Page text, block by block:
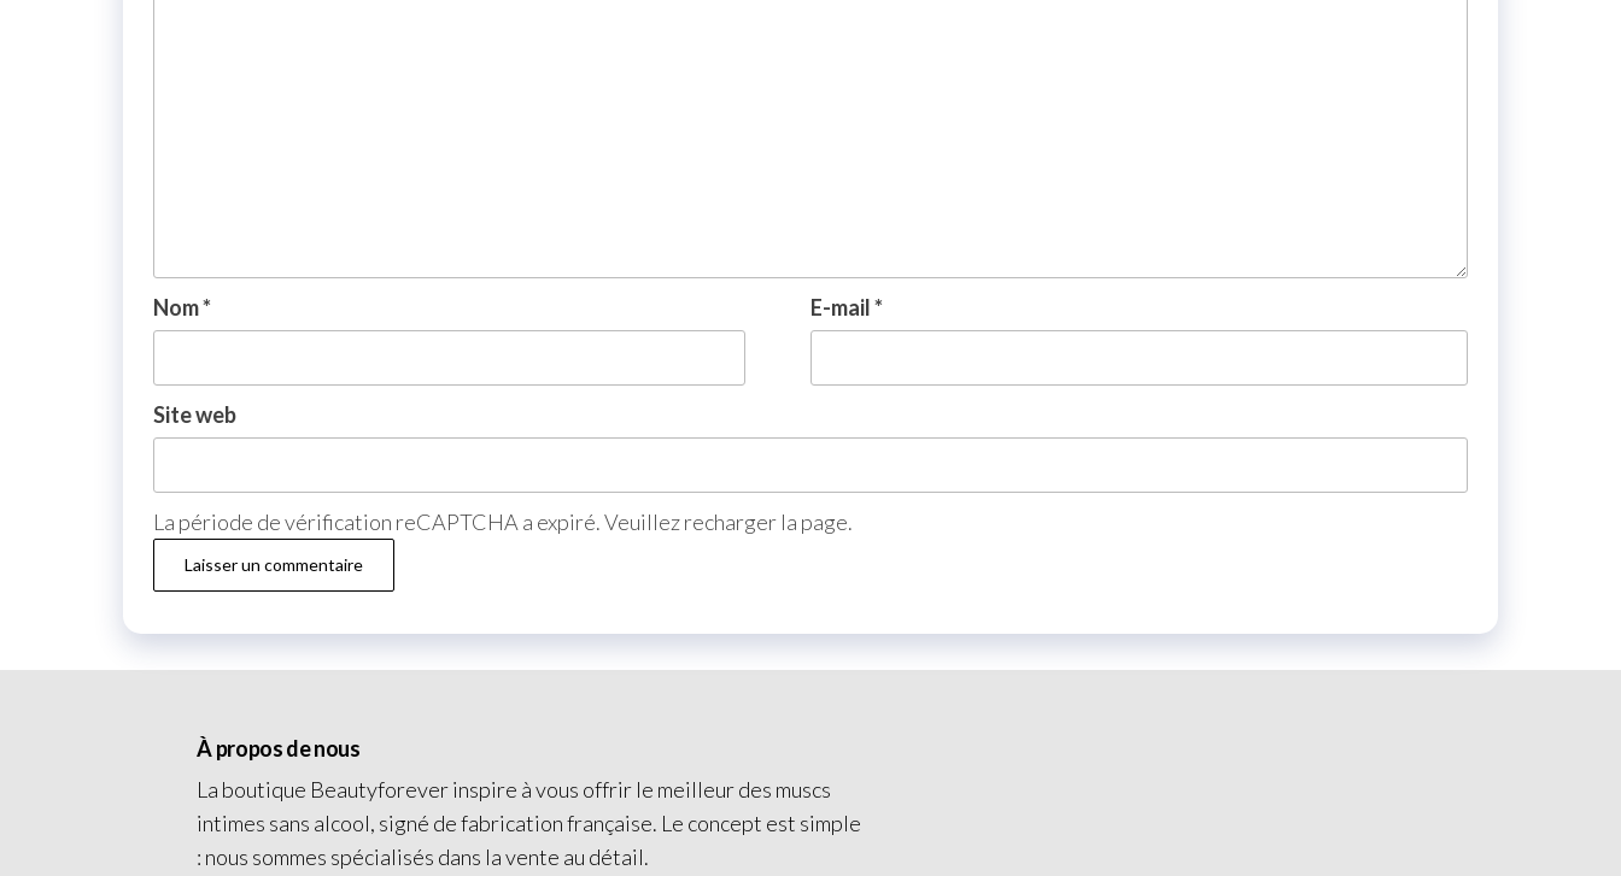
Nom* E-mail*
Site web
La période de vérification reCAPTCHA a expiré. Veuillez recharger la page.
À propos de nous
La boutique Beautyforever inspire à vous offrir le meilleur des muscs
intimes sans alcool, signé de fabrication française. Le concept est simple
: nous sommes spécialisés dans la vente au détail.